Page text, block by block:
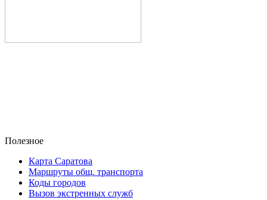
Полезное
Карта Саратова
Маршруты общ. транспорта
Коды городов
Вызов экстренных служб